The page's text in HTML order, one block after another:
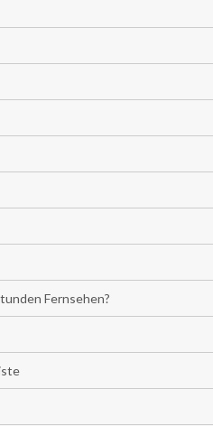
Fernsehen?